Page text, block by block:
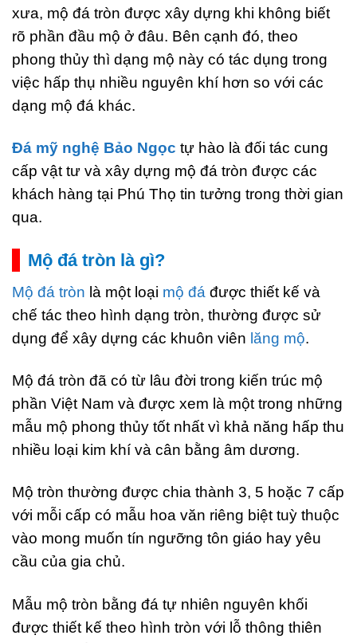
xưa, mộ đá tròn được xây dựng khi không biết
rõ phần đầu mộ ở đâu. Bên cạnh đó, theo
phong thủy thì dạng mộ này có tác dụng trong
việc hấp thụ nhiều nguyên khí hơn so với các
dạng mộ đá khác.
Đá mỹ nghệ Bảo Ngọc tự hào là đối tác cung
cấp vật tư và xây dựng mộ đá tròn được các
khách hàng tại Phú Thọ tin tưởng trong thời gian
qua.
Mộ đá tròn là gì?
Mộ đá tròn là một loại mộ đá được thiết kế và
chế tác theo hình dạng tròn, thường được sử
dụng để xây dựng các khuôn viên lăng mộ.
Mộ đá tròn đã có từ lâu đời trong kiến trúc mộ
phần Việt Nam và được xem là một trong những
mẫu mộ phong thủy tốt nhất vì khả năng hấp thu
nhiều loại kim khí và cân bằng âm dương.
Mộ tròn thường được chia thành 3, 5 hoặc 7 cấp
với mỗi cấp có mẫu hoa văn riêng biệt tuỳ thuộc
vào mong muốn tín ngưỡng tôn giáo hay yêu
cầu của gia chủ.
Mẫu mộ tròn bằng đá tự nhiên nguyên khối
được thiết kế theo hình tròn với lỗ thông thiên